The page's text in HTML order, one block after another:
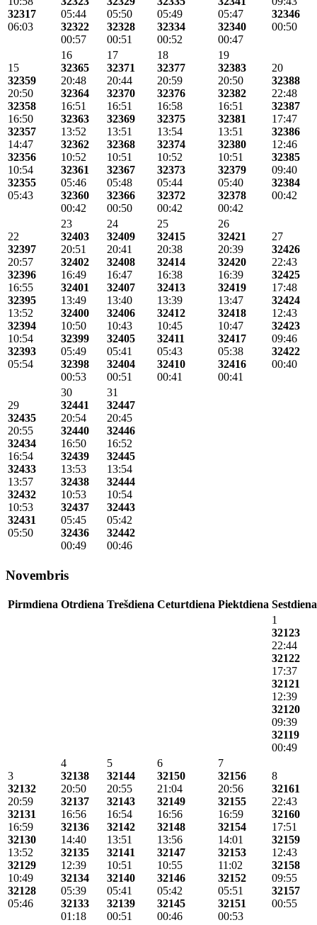
32317
06:03
05:44
32322
00:57
05:50
32328
00:51
05:49
32334
00:52
05:47
32340
00:47
32346
00:50
15
32359
20:50
32358
16:50
32357
14:47
32356
10:54
32355
05:43
16
32365
20:48
32364
16:51
32363
13:52
32362
10:52
32361
05:46
32360
00:42
17
32371
20:44
32370
16:51
32369
13:51
32368
10:51
32367
05:48
32366
00:50
18
32377
20:59
32376
16:58
32375
13:54
32374
10:52
32373
05:44
32372
00:42
19
32383
20:50
32382
16:51
32381
13:51
32380
10:51
32379
05:40
32378
00:42
20
32388
22:48
32387
17:47
32386
12:46
32385
09:40
32384
00:42
22
32397
20:57
32396
16:55
32395
13:52
32394
10:54
32393
05:54
23
32403
20:51
32402
16:49
32401
13:49
32400
10:50
32399
05:49
32398
00:53
24
32409
20:41
32408
16:47
32407
13:40
32406
10:43
32405
05:41
32404
00:51
25
32415
20:38
32414
16:38
32413
13:39
32412
10:45
32411
05:43
32410
00:41
26
32421
20:39
32420
16:39
32419
13:47
32418
10:47
32417
05:38
32416
00:41
27
32426
22:43
32425
17:48
32424
12:43
32423
09:46
32422
00:40
29
32435
20:55
32434
16:54
32433
13:57
32432
10:53
32431
05:50
30
32441
20:54
32440
16:50
32439
13:53
32438
10:53
32437
05:45
32436
00:49
31
32447
20:45
32446
16:52
32445
13:54
32444
10:54
32443
05:42
32442
00:46
Novembris
Pirmdiena Otrdiena Trešdiena Ceturtdiena Piektdiena Sestdiena
1
32123
22:44
32122
17:37
32121
12:39
32120
09:39
32119
00:49
3
32132
20:59
32131
16:59
32130
13:52
32129
10:49
32128
05:46
4
32138
20:50
32137
16:56
32136
14:40
32135
12:39
32134
05:39
32133
01:18
5
32144
20:55
32143
16:54
32142
13:51
32141
10:51
32140
05:41
32139
00:51
6
32150
21:04
32149
16:56
32148
13:56
32147
10:55
32146
05:42
32145
00:46
7
32156
20:56
32155
16:59
32154
14:01
32153
11:02
32152
05:51
32151
00:53
8
32161
22:43
32160
17:51
32159
12:43
32158
09:55
32157
00:55